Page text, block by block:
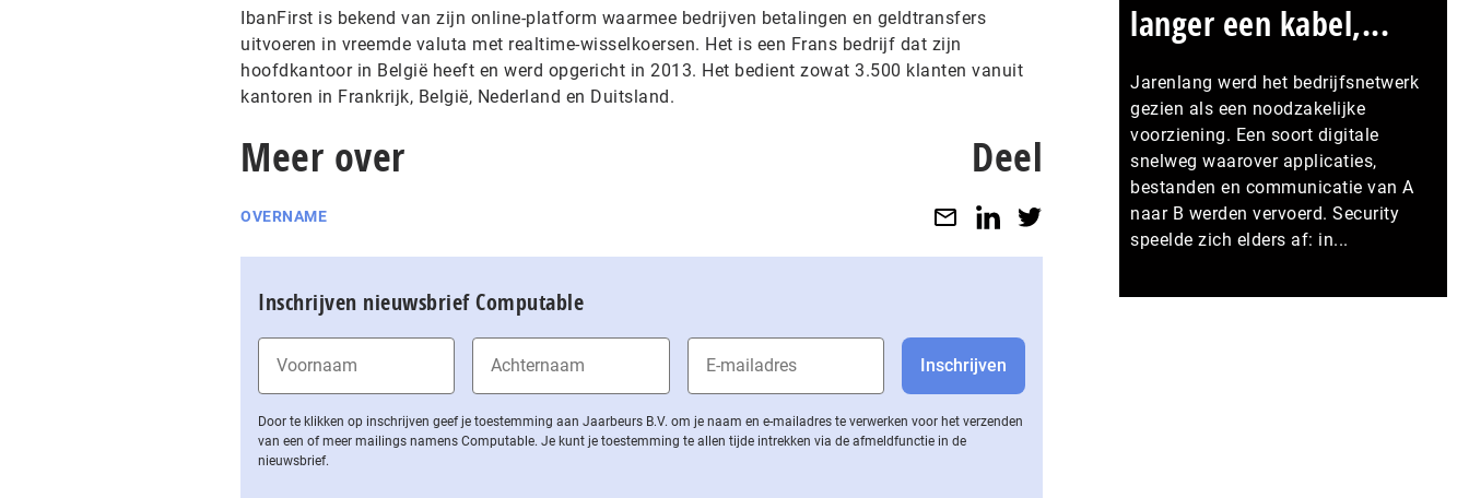
IbanFirst is bekend van zijn online-platform waarmee bedrijven betalingen en geldtransfers
uitvoeren in vreemde valuta met realtime-wisselkoersen. Het is een Frans bedrijf dat zijn
hoofdkantoor in België heeft en werd opgericht in 2013. Het bedient zowat 3.500 klanten vanuit
kantoren in Frankrijk, België, Nederland en Duitsland.
Meer over
OVERNAME
Deel
Inschrijven nieuwsbrief Computable
Door te klikken op inschrijven geef je toestemming aan Jaarbeurs B.V. om je naam en e-mailadres te verwerken voor het verzenden
van een of meer mailings namens Computable. Je kunt je toestemming te allen tijde intrekken via de af­meld­func­tie in de
nieuwsbrief.
langer een kabel,...
Jarenlang werd het bedrijfsnetwerk
gezien als een noodzakelijke
voorziening. Een soort digitale
snelweg waarover applicaties,
bestanden en communicatie van A
naar B werden vervoerd. Security
speelde zich elders af: in...